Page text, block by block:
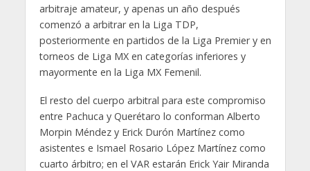
arbitraje amateur, y apenas un año después
comenzó a arbitrar en la Liga TDP,
posteriormente en partidos de la Liga Premier y en
torneos de Liga MX en categorías inferiores y
mayormente en la Liga MX Femenil.
El resto del cuerpo arbitral para este compromiso
entre Pachuca y Querétaro lo conforman Alberto
Morpin Méndez y Erick Durón Martínez como
asistentes e Ismael Rosario López Martínez como
cuarto árbitro; en el VAR estarán Erick Yair Miranda